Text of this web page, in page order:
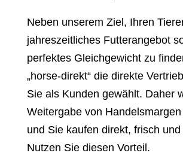
Neben unserem Ziel, Ihren
jahreszeitliches Futterangebot
perfektes Gleichgewicht zu
„horse-direkt“ die direkte
Sie als Kunden gewählt. Daher
Weitergabe von
und Sie kaufen direkt, frisch
Nutzen Sie diesen Vorteil.